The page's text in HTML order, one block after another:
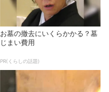
お墓の撤去にいくらかかる？墓
じまい費用
PR(くらしの話題)